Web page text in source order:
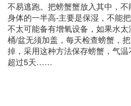
不易逃跑。把螃蟹蟹放入其中，
身体的一半高-主要是保湿，不能
不太可能备有增氧设备，如果水太
桶/盆无须加盖，每天检查螃蟹，
掉，采用这种方法保存螃蟹，气
超过5天……